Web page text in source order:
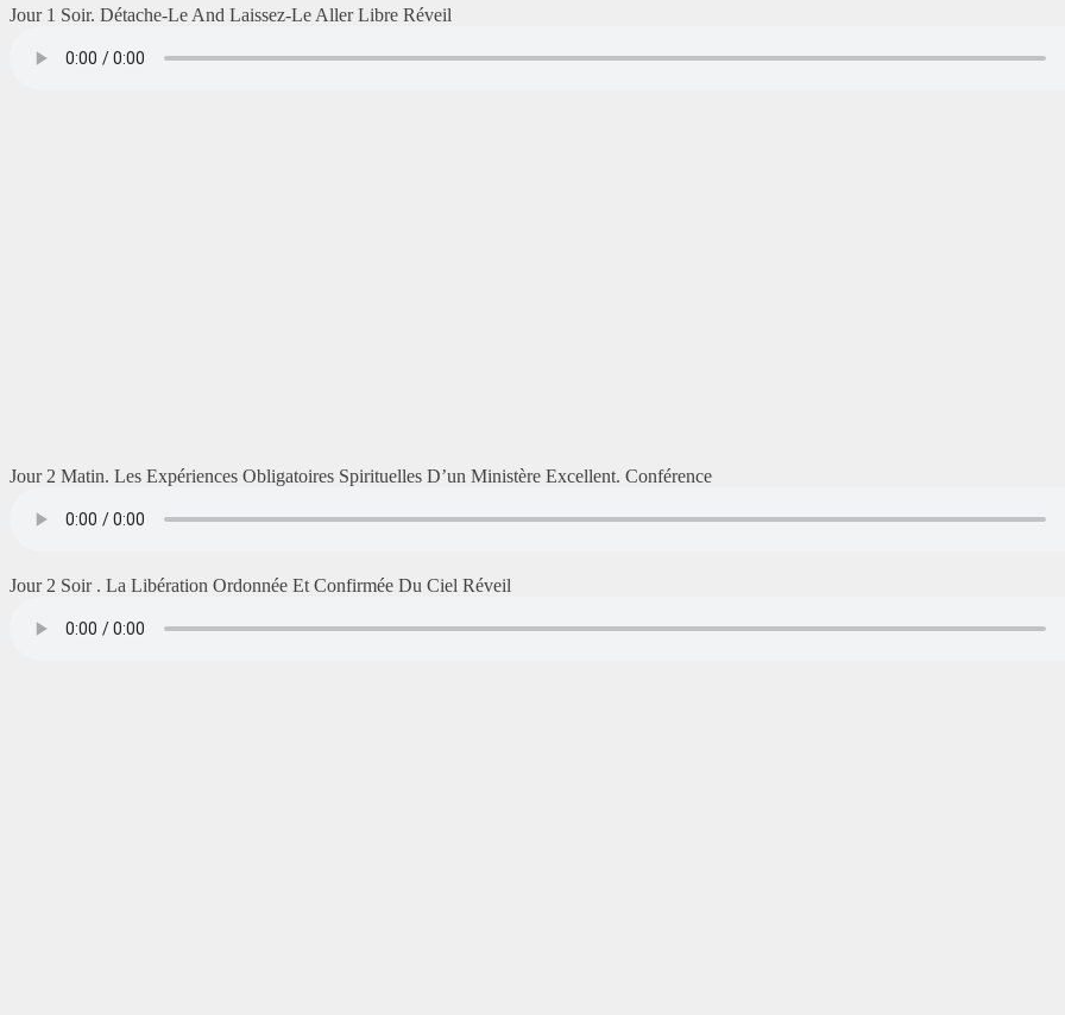
Jour 1 Soir. Détache-Le And Laissez-Le Aller Libre Réveil
Jour 2 Matin. Les Expériences Obligatoires Spirituelles D’un Ministère Excellent. Conférence
Jour 2 Soir . La Libération Ordonnée Et Confirmée Du Ciel Réveil